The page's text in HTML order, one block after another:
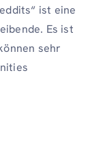
ist eine
Es ist
sehr